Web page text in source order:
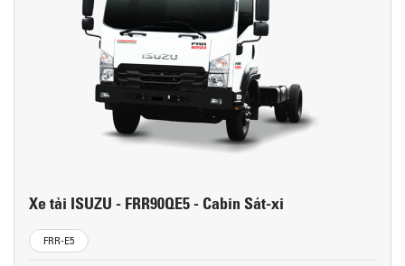
Xe tải ISUZU - FRR90QE5 - Cabin Sát-xi
FRR-E5